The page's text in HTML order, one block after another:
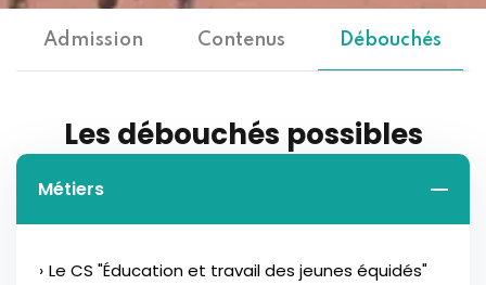
Admission Contenus Débouchés
Les débouchés possibles
Métiers
Le CS "Éducation et travail des jeunes équidés"